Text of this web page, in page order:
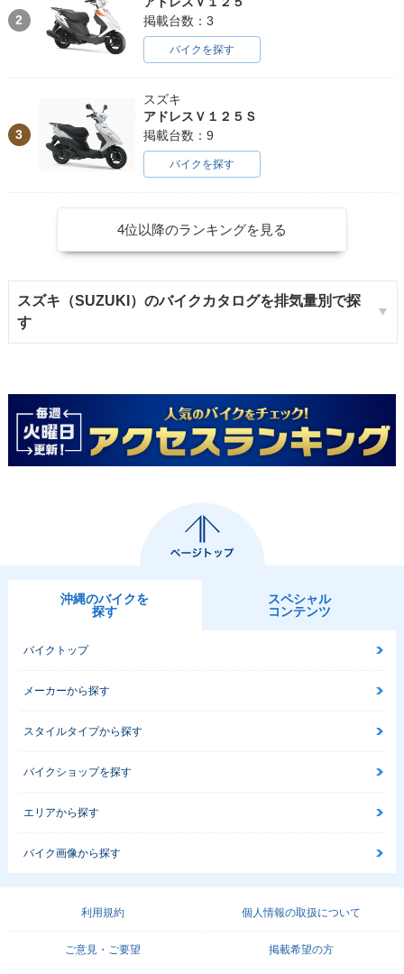
2
掲載台数：3
バイクを探す
3
スズキ
アドレスＶ１２５Ｓ
掲載台数：9
バイクを探す
4位以降のランキングを見る
スズキ（SUZUKI）のバイクカタログを排気量別で探
す
沖縄のバイクを
探す
スペシャル
コンテンツ
バイクトップ
メーカーから探す
スタイルタイプから探す
バイクショップを探す
エリアから探す
バイク画像から探す
利用規約 個人情報の取扱について
ご意見・ご要望 掲載希望の方